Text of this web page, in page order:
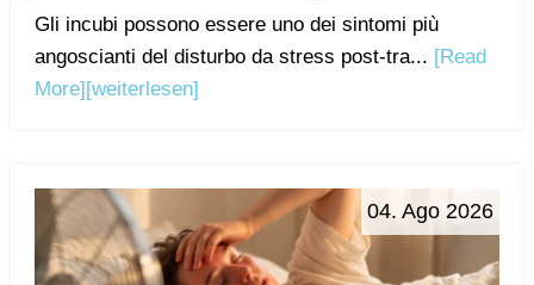
Gli incubi possono essere uno dei sintomi più
angoscianti del disturbo da stress post-tra... [Read
More] [weiterlesen]
04. Ago 2026